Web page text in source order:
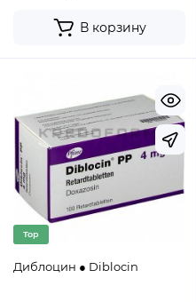
В корзину
Top
Диблоцин ● Diblocin